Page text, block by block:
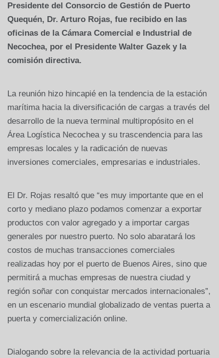
Presidente del Consorcio de Gestión de Puerto
Quequén, Dr. Arturo Rojas, fue recibido en las
oficinas de la Cámara Comercial e Industrial de
Necochea, por el Presidente Walter Gazek y la
comisión directiva.
La reunión hizo hincapié en la tendencia de la estación
marítima hacia la diversificación de cargas a través del
desarrollo de la nueva terminal multipropósito en el
Área Logística Necochea y su trascendencia para las
empresas locales y la radicación de nuevas
inversiones comerciales, empresarias e industriales.
El Dr. Rojas resaltó que “es muy importante que en el
corto y mediano plazo podamos comenzar a exportar
productos con valor agregado y a importar cargas
generales por nuestro puerto. No solo abaratará los
costos de muchas transacciones comerciales
realizadas hoy por el puerto de Buenos Aires, sino que
permitirá a muchas empresas de nuestra ciudad y
región soñar con conquistar mercados internacionales”,
en un escenario mundial globalizado de ventas puerta a
puerta y comercialización online.
Dialogando sobre la relevancia de la actividad portuaria